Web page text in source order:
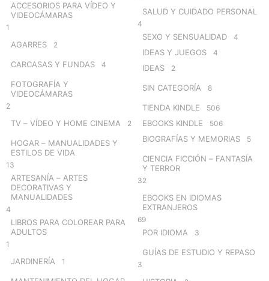
ACCESORIOS PARA VÍDEO Y
VIDEOCÁMARAS
1
AGARRES 2
CARCASAS Y FUNDAS 4
FOTOGRAFÍA Y
VIDEOCÁMARAS
2
TV – VÍDEO Y HOME CINEMA 2
HOGAR – MANUALIDADES Y
ESTILOS DE VIDA
13
ARTESANÍA – ARTES
DECORATIVAS Y
MANUALIDADES
4
LIBROS PARA COLOREAR PARA
ADULTOS
1
JARDINERÍA 1
SALUD Y CUIDADO PERSONAL
4
SEXO Y SENSUALIDAD 4
IDEAS Y JUEGOS 4
IDEAS 2
SIN CATEGORÍA 8
TIENDA KINDLE 506
EBOOKS KINDLE 506
BIOGRAFÍAS Y MEMORIAS 5
CIENCIA FICCIÓN – FANTASÍA
Y TERROR
32
EBOOKS EN IDIOMAS
EXTRANJEROS
69
POR IDIOMA 3
GUÍAS DE ESTUDIO Y REPASO
3